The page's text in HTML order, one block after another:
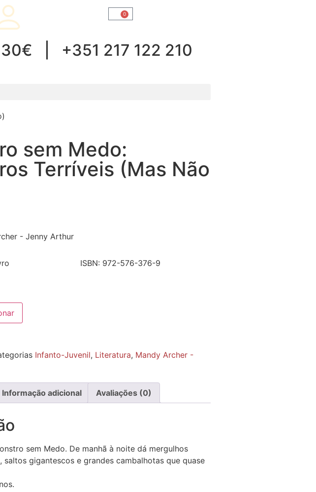
0
30€ | +351 217 122 210
sem Medo:
Terríveis (Mas Não
- Jenny Arthur
ISBN: 972-576-376-9
Infanto-Juvenil, Literatura, Mandy Archer -
Informação adicional Avaliações (0)
sem Medo. De manhã à noite dá mergulhos
saltos gigantescos e grandes cambalhotas que quase